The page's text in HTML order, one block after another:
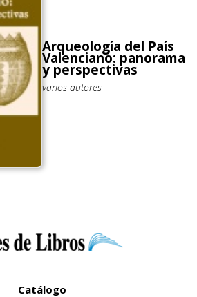
Arqueología del País
Valenciano: panorama
y perspectivas
varios autores
Catálogo